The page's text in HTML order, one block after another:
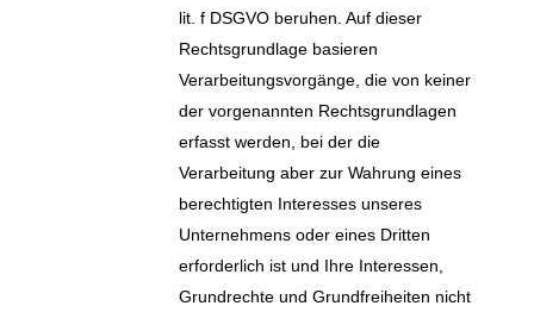
lit. f DSGVO beruhen. Auf dieser
Rechtsgrundlage basieren
Verarbeitungsvorgänge, die von keiner
der vorgenannten Rechtsgrundlagen
erfasst werden, bei der die
Verarbeitung aber zur Wahrung eines
berechtigten Interesses unseres
Unternehmens oder eines Dritten
erforderlich ist und Ihre Interessen,
Grundrechte und Grundfreiheiten nicht